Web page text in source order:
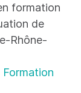
formation
de
Rhône-
Formation